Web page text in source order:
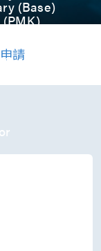
(Base)
(HPKT)
請